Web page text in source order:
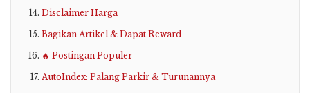
Disclaimer Harga
Bagikan Artikel & Dapat Reward
🔥 Postingan Populer
AutoIndex: Palang Parkir & Turunannya